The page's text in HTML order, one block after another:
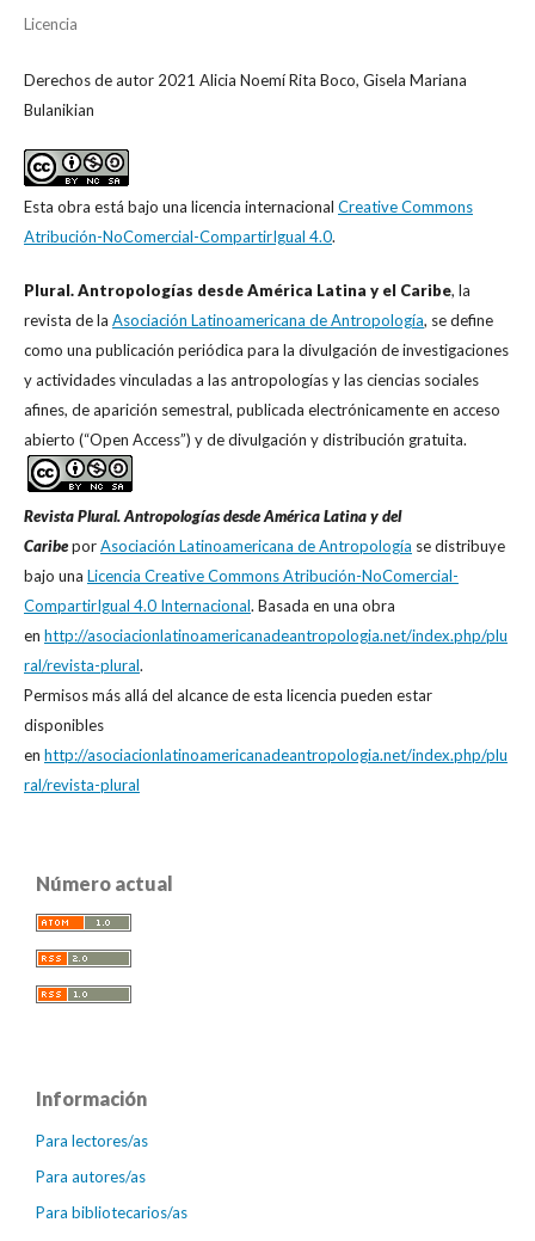
Licencia
Derechos de autor 2021 Alicia Noemí Rita Boco, Gisela Mariana
Bulanikian
Esta obra está bajo una licencia internacional Creative Commons
Atribución-NoComercial-CompartirIgual 4.0.
Plural. Antropologías desde América Latina y el Caribe, la
revista de la Asociación Latinoamericana de Antropología, se define
como una publicación periódica para la divulgación de investigaciones
y actividades vinculadas a las antropologías y las ciencias sociales
afines, de aparición semestral, publicada electrónicamente en acceso
abierto (“Open Access”) y de divulgación y distribución gratuita.
Revista Plural. Antropologías desde América Latina y del
CaribeporAsociación Latinoamericana de Antropología se distribuye
bajo una Licencia Creative Commons Atribución-NoComercial-
CompartirIgual 4.0 Internacional. Basada en una obra
en http://asociacionlatinoamericanadeantropologia.net/index.php/plu
ral/revista-plural.
Permisos más allá del alcance de esta licencia pueden estar
disponibles
en http://asociacionlatinoamericanadeantropologia.net/index.php/plu
ral/revista-plural
Número actual
Información
Para lectores/as
Para autores/as
Para bibliotecarios/as